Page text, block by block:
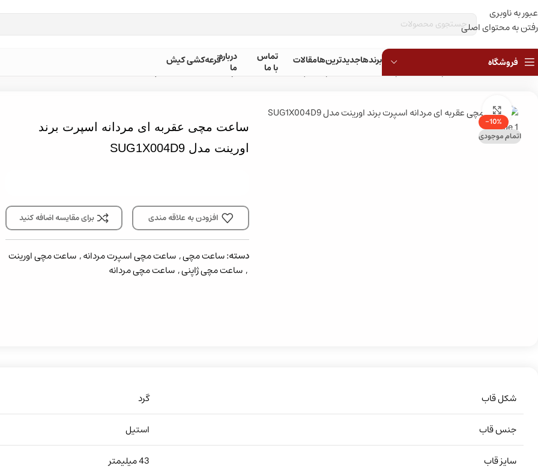
عبور به ناوبری
رفتن به محتوای اصلی
فروشگاه برندهاجدیدترین‌هامقالات تماس
با ما
درباره
ما
قرعه‌کشی کیش
»فروشگاه ساعت مچی اسپرت مردانه» ساعت مچی عقربه ای مردانه اسپرت برند اورینت مدل SUG1X004D9
-10%
اتمام موجودی
بزرگنمایی تصویر
ساعت مچی عقربه ای مردانه اسپرت برند
اورینت مدل SUG1X004D9
افزودن به علاقه مندی برای مقایسه اضافه کنید
دسته:ساعت مچی, ساعت مچی اسپرت مردانه, ساعت مچی اورینت
, ساعت مچی ژاپنی, ساعت مچی مردانه
شکل قاب
گرد
جنس قاب
استیل
سایز قاب
43 میلیمتر